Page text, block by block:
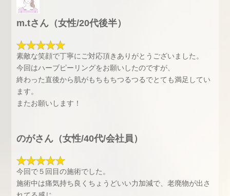
m.tさん（女性/20代後半）
素敵な笑顔で丁寧にご対応頂きありがとうございました。
今回はハーブピーリングをお願いしたのですが、
終わった直後から肌がもちもちつるつるでとても満足してい
ます。
またお願いします！
のがさん（女性/40代/会社員）
今回で５回目の施術でした。
施術中は痛気持ち良くちょうどいい力加減で、老廃物が出さ